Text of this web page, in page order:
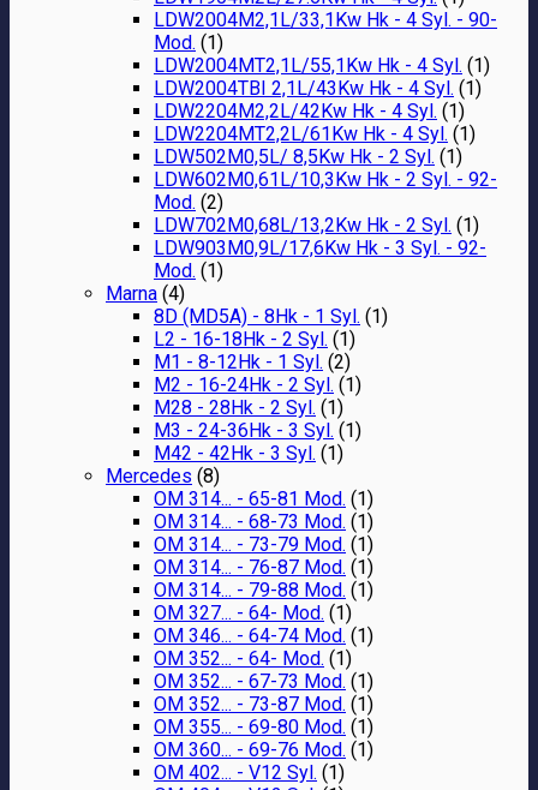
LDW2004M2,1L/33,1Kw Hk - 4 Syl. - 90-
Mod. (1)
LDW2004MT2,1L/55,1Kw Hk - 4 Syl. (1)
LDW2004TBI 2,1L/43Kw Hk - 4 Syl. (1)
LDW2204M2,2L/42Kw Hk - 4 Syl. (1)
LDW2204MT2,2L/61Kw Hk - 4 Syl. (1)
LDW502M0,5L/ 8,5Kw Hk - 2 Syl. (1)
LDW602M0,61L/10,3Kw Hk - 2 Syl. - 92-
Mod. (2)
LDW702M0,68L/13,2Kw Hk - 2 Syl. (1)
LDW903M0,9L/17,6Kw Hk - 3 Syl. - 92-
Mod. (1)
Marna (4)
8D (MD5A) - 8Hk - 1 Syl. (1)
L2 - 16-18Hk - 2 Syl. (1)
M1 - 8-12Hk - 1 Syl. (2)
M2 - 16-24Hk - 2 Syl. (1)
M28 - 28Hk - 2 Syl. (1)
M3 - 24-36Hk - 3 Syl. (1)
M42 - 42Hk - 3 Syl. (1)
Mercedes (8)
OM 314... - 65-81 Mod. (1)
OM 314... - 68-73 Mod. (1)
OM 314... - 73-79 Mod. (1)
OM 314... - 76-87 Mod. (1)
OM 314... - 79-88 Mod. (1)
OM 327... - 64- Mod. (1)
OM 346... - 64-74 Mod. (1)
OM 352... - 64- Mod. (1)
OM 352... - 67-73 Mod. (1)
OM 352... - 73-87 Mod. (1)
OM 355... - 69-80 Mod. (1)
OM 360... - 69-76 Mod. (1)
OM 402... - V12 Syl. (1)